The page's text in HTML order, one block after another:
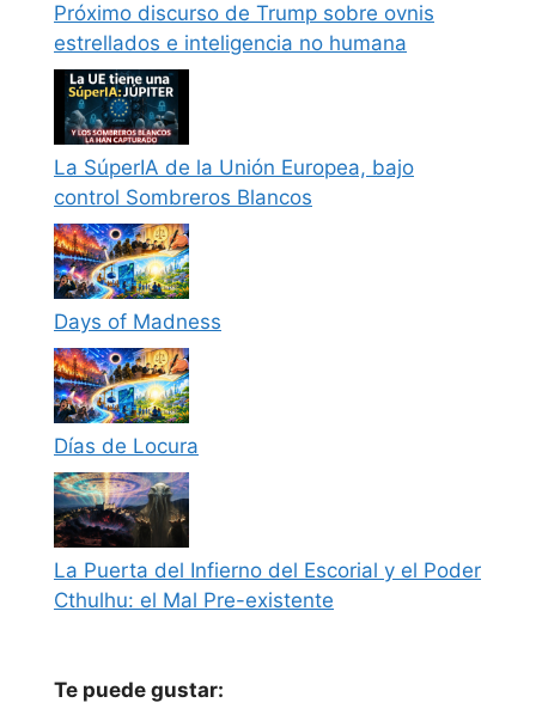
Próximo discurso de Trump sobre ovnis
estrellados e inteligencia no humana
La SúperIA de la Unión Europea, bajo
control Sombreros Blancos
Days of Madness
Días de Locura
La Puerta del Infierno del Escorial y el Poder
Cthulhu: el Mal Pre-existente
Te puede gustar: